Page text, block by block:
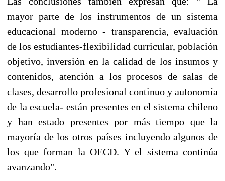
mayor parte de los instrumentos de un sistema
educacional moderno - transparencia, evaluación
de los estudiantes-flexibilidad curricular, población
objetivo, inversión en la calidad de los insumos y
contenidos, atención a los procesos de salas de
clases, desarrollo profesional continuo y autonomía
de la escuela- están presentes en el sistema chileno
y han estado presentes por más tiempo que la
mayoría de los otros países incluyendo algunos de
los que forman la OECD. Y el sistema continúa
avanzando".